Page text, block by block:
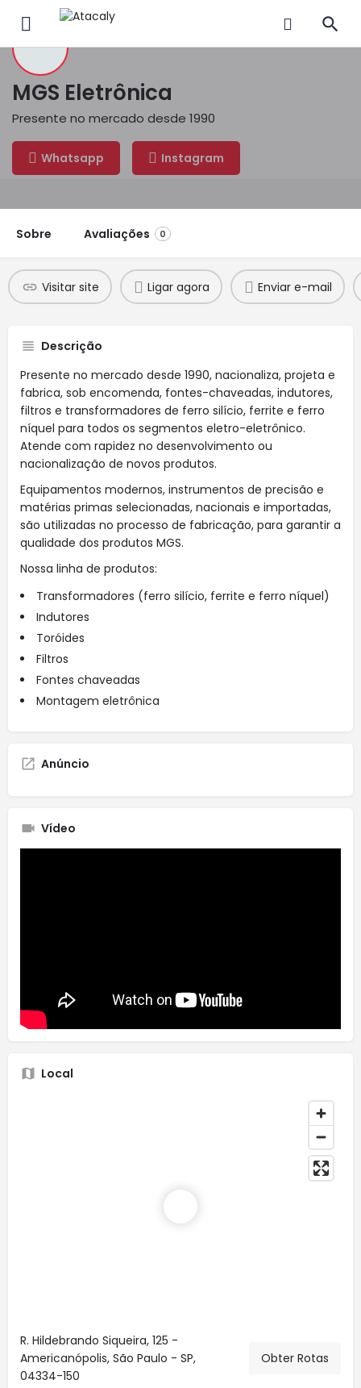
MGS Eletrônica
Presente no mercado desde 1990
Whatsapp Instagram
Sobre Avaliações 0
Visitar site Ligar agora Enviar e-mail
Descrição
Presente no mercado desde 1990, nacionaliza, projeta e
fabrica, sob encomenda, fontes-chaveadas, indutores,
filtros e transformadores de ferro silício, ferrite e ferro
níquel para todos os segmentos eletro-eletrônico.
Atende com rapidez no desenvolvimento ou
nacionalização de novos produtos.
Equipamentos modernos, instrumentos de precisão e
matérias primas selecionadas, nacionais e importadas,
são utilizadas no processo de fabricação, para garantir a
qualidade dos produtos MGS.
Nossa linha de produtos:
Transformadores (ferro silício, ferrite e ferro níquel)
Indutores
Toróides
Filtros
Fontes chaveadas
Montagem eletrônica
Anúncio
Vídeo
Local
R. Hildebrando Siqueira, 125 -
Americanópolis, São Paulo - SP,
04334-150
Obter Rotas